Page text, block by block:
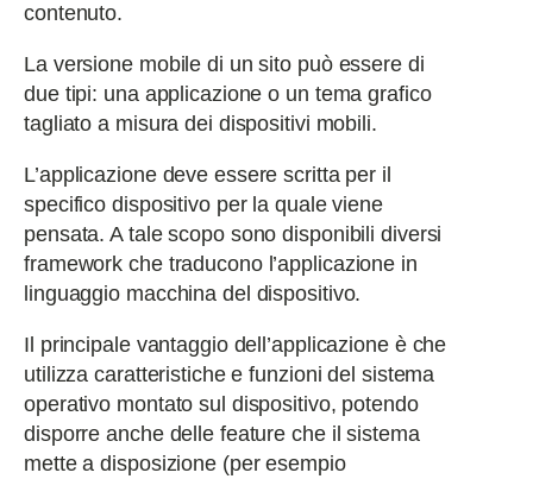
contenuto.
La versione mobile di un sito può essere di
due tipi: una applicazione o un tema grafico
tagliato a misura dei dispositivi mobili.
L’applicazione deve essere scritta per il
specifico dispositivo per la quale viene
pensata. A tale scopo sono disponibili diversi
framework che traducono l’applicazione in
linguaggio macchina del dispositivo.
Il principale vantaggio dell’applicazione è che
utilizza caratteristiche e funzioni del sistema
operativo montato sul dispositivo, potendo
disporre anche delle feature che il sistema
mette a disposizione (per esempio